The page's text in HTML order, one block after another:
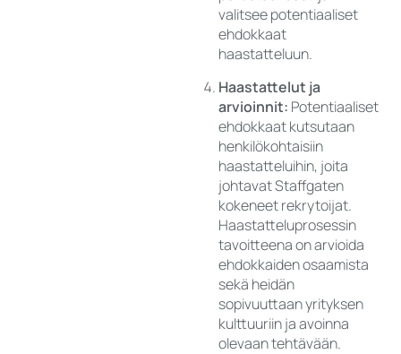
valitsee potentiaaliset
ehdokkaat
haastatteluun.
Haastattelut ja
arvioinnit: Potentiaaliset
ehdokkaat kutsutaan
henkilökohtaisiin
haastatteluihin, joita
johtavat Staffgaten
kokeneet rekrytoijat.
Haastatteluprosessin
tavoitteena on arvioida
ehdokkaiden osaamista
sekä heidän
sopivuuttaan yrityksen
kulttuuriin ja avoinna
olevaan tehtävään.